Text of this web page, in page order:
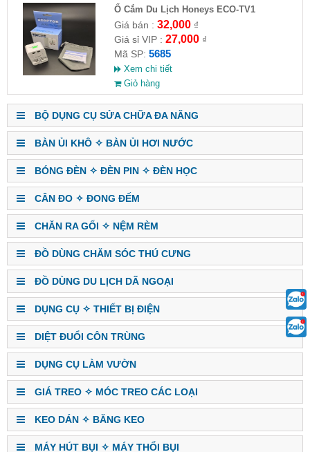
Ổ Cắm Du Lịch Honeys ECO-TV1
Giá bán : 32,000₫
Giá sỉ VIP : 27,000₫
Mã SP: 5685
Xem chi tiết
Giỏ hàng
BỘ DỤNG CỤ SỬA CHỮA ĐA NĂNG
BÀN ỦI KHÔ ✧ BÀN ỦI HƠI NƯỚC
BÓNG ĐÈN ✧ ĐÈN PIN ✧ ĐÈN HỌC
CÂN ĐO ✧ ĐONG ĐẾM
CHĂN RA GỐI ✧ NỆM RÈM
ĐỒ DÙNG CHĂM SÓC THÚ CƯNG
ĐỒ DÙNG DU LỊCH DÃ NGOẠI
DỤNG CỤ ✧ THIẾT BỊ ĐIỆN
DIỆT ĐUỔI CÔN TRÙNG
DỤNG CỤ LÀM VƯỜN
GIÁ TREO ✧ MÓC TREO CÁC LOẠI
KEO DÁN ✧ BĂNG KEO
MÁY HÚT BỤI ✧ MÁY THỔI BỤI